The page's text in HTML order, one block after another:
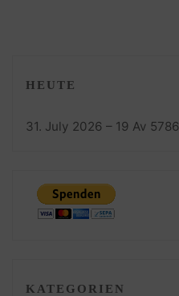
HEUTE
31. July 2026 – 19 Av 5786
KATEGORIEN